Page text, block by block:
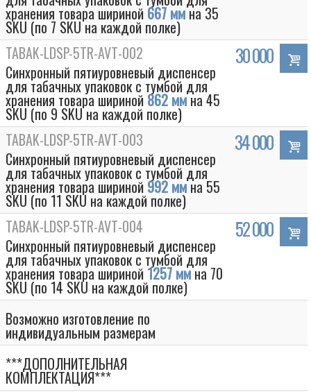
хранения товара шириной 667 ммна 35
SKU (по 7 SKU на каждой полке)
TABAK-LDSP-5TR-AVT-002
Синхронный пятиуровневый диспенсер
для табачных упаковок с тумбой для
хранения товара шириной 862 ммна 45
SKU (по 9 SKU на каждой полке)
30 000
TABAK-LDSP-5TR-AVT-003
Синхронный пятиуровневый диспенсер
для табачных упаковок с тумбой для
хранения товара шириной 992 ммна 55
SKU (по 11 SKU на каждой полке)
34 000
TABAK-LDSP-5TR-AVT-004
Синхронный пятиуровневый диспенсер
для табачных упаковок с тумбой для
хранения товара шириной 1257 ммна 70
SKU (по 14 SKU на каждой полке)
52 000
Возможно изготовление по
индивидуальным размерам
***ДОПОЛНИТЕЛЬНАЯ
КОМПЛЕКТАЦИЯ***